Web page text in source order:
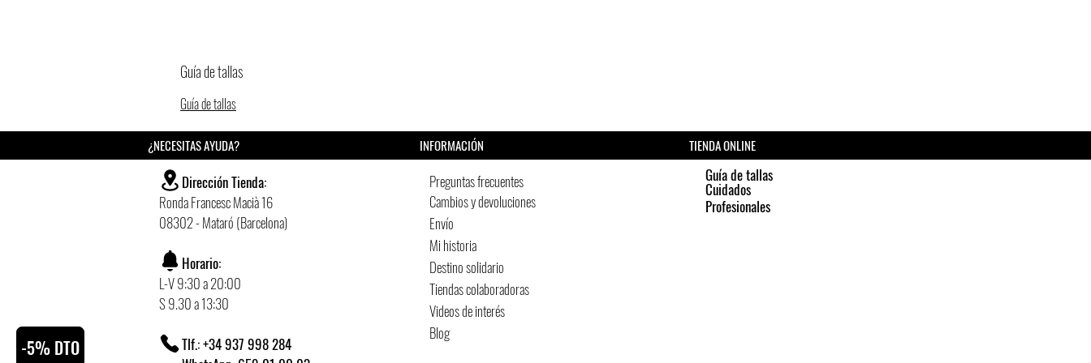
Guía de tallas
Guía de tallas
-5% DTO
¿NECESITAS AYUDA? INFORMACIÓN TIENDA ONLINE
Dirección Tienda:
Ronda Francesc Macià 16
08302 - Mataró (Barcelona)
Horario:
L-V 9:30 a 20:00
S 9.30 a 13:30
Tlf.: +34 937 998 284
Preguntas frecuentes
Cambios y devoluciones
Envío
Mi historia
Destino solidario
Tiendas colaboradoras
Videos de interés
Blog
Guía de tallas
Cuidados
Profesionales